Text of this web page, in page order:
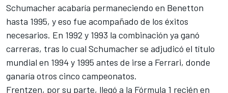
Schumacher acabaría permaneciendo en Benetton
hasta 1995, y eso fue acompañado de los éxitos
necesarios. En 1992 y 1993 la combinación ya ganó
carreras, tras lo cual Schumacher se adjudicó el título
mundial en 1994 y 1995 antes de irse a Ferrari, donde
ganaría otros cinco campeonatos.
Frentzen, por su parte, llegó a la Fórmula 1 recién en